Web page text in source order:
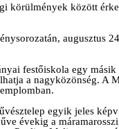
körülmények között
augusztus
festőiskola egy másik
a nagyközönség. A
egyik jeles
évekig a